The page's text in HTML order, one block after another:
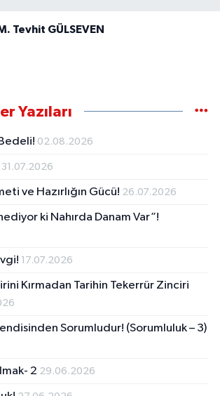
Tevhit GÜLSEVEN
Yazıları
02.08.2026
31.07.2026
ve Hazırlığın Gücü! 26.07.2026
ki Nahırda Danam Var”!
17.07.2026
Kırmadan Tarihin Tekerrür Zinciri
Sorumludur! (Sorumluluk – 3)
2 29.06.2026